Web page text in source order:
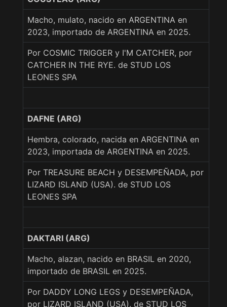
Macho, mulato, nacido en ARGENTINA en
2023, importado de ARGENTINA en 2025.
Por COSMIC TRIGGER y I'M CATCHER, por
CATCHER IN THE RYE. de STUD LOS
LEONES SPA
DAFNE (ARG)
Hembra, colorado, nacida en ARGENTINA en
2023, importada de ARGENTINA en 2025.
Por TREASURE BEACH y DESEMPEÑADA, por
LIZARD ISLAND (USA). de STUD LOS
LEONES SPA
DAKTARI (ARG)
Macho, alazan, nacido en BRASIL en 2020,
importado de BRASIL en 2025.
Por DADDY LONG LEGS y DESEMPEÑADA,
por LIZARD ISLAND (USA). de STUD LOS